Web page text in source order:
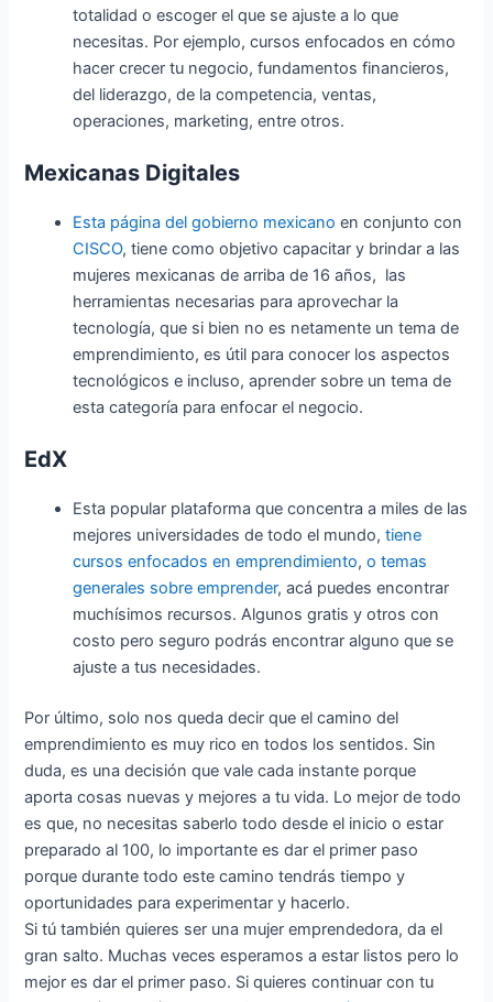
totalidad o escoger el que se ajuste a lo que
necesitas. Por ejemplo, cursos enfocados en cómo
hacer crecer tu negocio, fundamentos financieros,
del liderazgo, de la competencia, ventas,
operaciones, marketing, entre otros.
Mexicanas Digitales
Esta página del gobierno mexicano en conjunto con
CISCO, tiene como objetivo capacitar y brindar a las
mujeres mexicanas de arriba de 16 años, las
herramientas necesarias para aprovechar la
tecnología, que si bien no es netamente un tema de
emprendimiento, es útil para conocer los aspectos
tecnológicos e incluso, aprender sobre un tema de
esta categoría para enfocar el negocio.
EdX
Esta popular plataforma que concentra a miles de las
mejores universidades de todo el mundo,tiene
cursos enfocados en emprendimiento,o temas
generales sobre emprender, acá puedes encontrar
muchísimos recursos. Algunos gratis y otros con
costo pero seguro podrás encontrar alguno que se
ajuste a tus necesidades.
Por último, solo nos queda decir que el camino del
emprendimiento es muy rico en todos los sentidos. Sin
duda, es una decisión que vale cada instante porque
aporta cosas nuevas y mejores a tu vida. Lo mejor de todo
es que, no necesitas saberlo todo desde el inicio o estar
preparado al 100, lo importante es dar el primer paso
porque durante todo este camino tendrás tiempo y
oportunidades para experimentar y hacerlo.
Si tú también quieres ser una mujer emprendedora, da el
gran salto. Muchas veces esperamos a estar listos pero lo
mejor es dar el primer paso. Si quieres continuar con tu